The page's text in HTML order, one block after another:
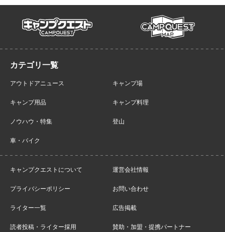
campquest campmap
アウトドアニュース キャンプ場
キャンプ用品 キャンプ料理
ノウハウ・特集 登山
車・バイク
キャンプクエストについて 運営会社情報
プライバシーポリシー お問い合わせ
ライター一覧 広告掲載
読者投稿・ライター採用 賛助・加盟・提携パートナー